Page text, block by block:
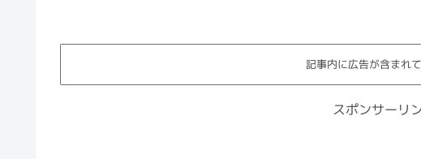
記事内に広告が含まれて
スポンサーリ